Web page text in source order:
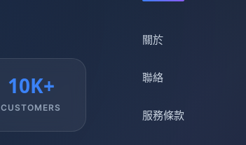
10K+
CUSTOMERS
關於
聯絡
服務條款